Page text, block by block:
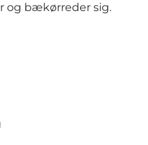
og bækørreder sig.